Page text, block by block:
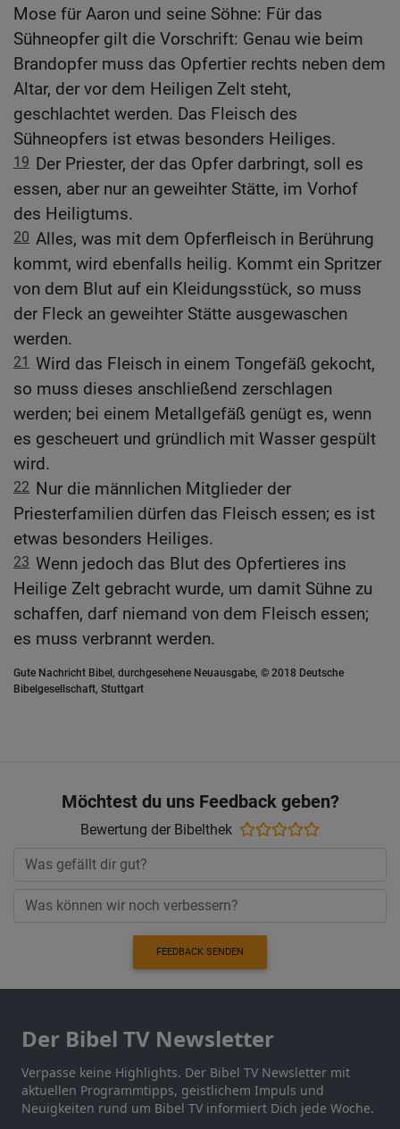
Mose für Aaron und seine Söhne: Für das
Sühneopfer gilt die Vorschrift: Genau wie beim
Brandopfer muss das Opfertier rechts neben dem
Altar, der vor dem Heiligen Zelt steht,
geschlachtet werden. Das Fleisch des
Sühneopfers ist etwas besonders Heiliges.
19 Der Priester, der das Opfer darbringt, soll es
essen, aber nur an geweihter Stätte, im Vorhof
des Heiligtums.
20 Alles, was mit dem Opferfleisch in Berührung
kommt, wird ebenfalls heilig. Kommt ein Spritzer
von dem Blut auf ein Kleidungsstück, so muss
der Fleck an geweihter Stätte ausgewaschen
werden.
21 Wird das Fleisch in einem Tongefäß gekocht,
so muss dieses anschließend zerschlagen
werden; bei einem Metallgefäß genügt es, wenn
es gescheuert und gründlich mit Wasser gespült
wird.
22 Nur die männlichen Mitglieder der
Priesterfamilien dürfen das Fleisch essen; es ist
etwas besonders Heiliges.
23 Wenn jedoch das Blut des Opfertieres ins
Heilige Zelt gebracht wurde, um damit Sühne zu
schaffen, darf niemand von dem Fleisch essen;
es muss verbrannt werden.
Gute Nachricht Bibel, durchgesehene Neuausgabe, © 2018 Deutsche
Bibelgesellschaft, Stuttgart
Möchtest du uns Feedback geben?
Bewertung der Bibelthek
FEEDBACK SENDEN
Der Bibel TV Newsletter
Verpasse keine Highlights. Der Bibel TV Newsletter mit
aktuellen Programmtipps, geistlichem Impuls und
Neuigkeiten rund um Bibel TV informiert Dich jede Woche.